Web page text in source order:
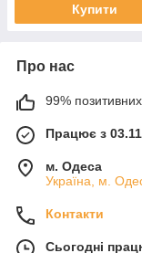
Купити
Про нас
99% позитивних
Працює з
м. Одеса
Україна, м.
Контакти
Сьогодні